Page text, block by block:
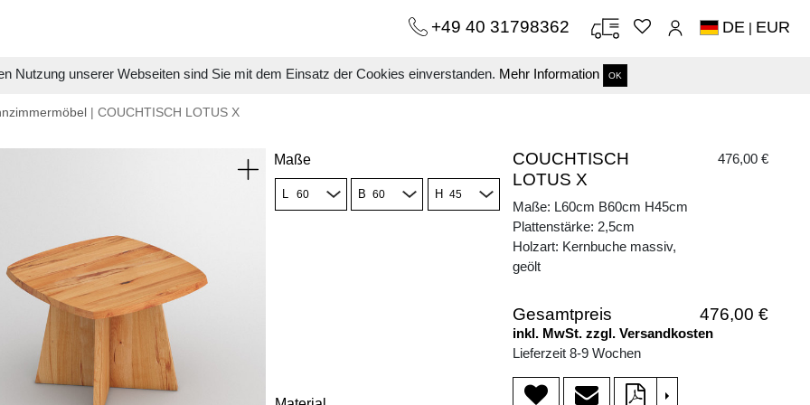
Nutzung unserer Webseiten sind Sie mit dem Einsatz der Cookies einverstanden. Mehr Information OK
+49 40 31798362 DE | EUR
| COUCHTISCH LOTUS X
Maße
L B H
COUCHTISCH
LOTUS X
476,00 €
Maße: L60cm B60cm H45cm
Plattenstärke: 2,5cm
Holzart: Kernbuche massiv,
geölt
Gesamtpreis 476,00 €
inkl. MwSt. zzgl. Versandkosten
Lieferzeit 8-9 Wochen
>